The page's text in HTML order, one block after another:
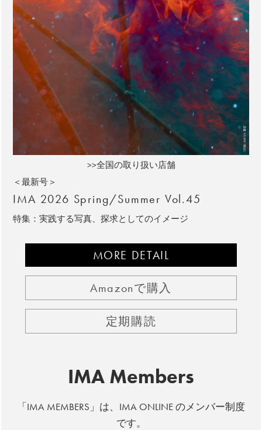
>>全国の取り扱い店舗
＜最新号＞
IMA 2026 Spring/Summer Vol.45
特集：実践する写真、探求としてのイメージ
MORE DETAIL
Amazonで購入
定期購読
IMA Members
「IMA MEMBERS」は、IMA ONLINE のメンバー制度
です。